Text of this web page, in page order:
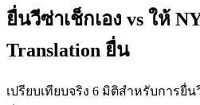
ยื่นวีซ่าเช็กเอง vs ให้
Translation ยื่น
เปรียบเทียบจริง 6 มิติสำหรับการยื่